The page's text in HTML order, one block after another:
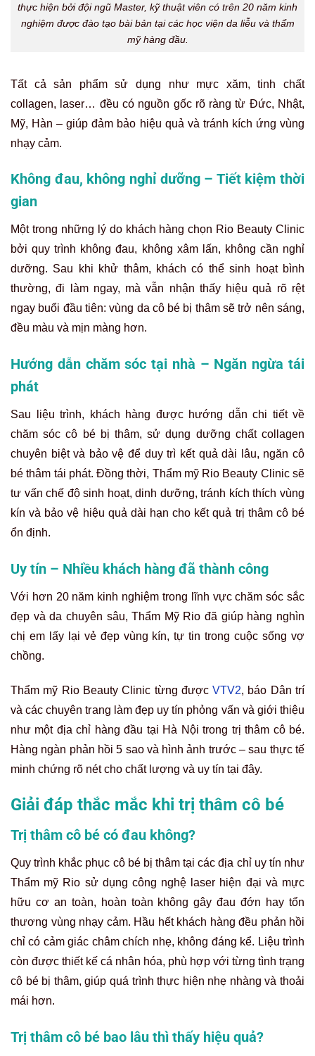
thực hiện bởi đội ngũ Master, kỹ thuật viên có trên 20 năm kinh
nghiệm được đào tạo bài bản tại các học viện da liễu và thẩm
mỹ hàng đầu.
Tất cả sản phẩm sử dụng như mực xăm, tinh chất
collagen, laser… đều có nguồn gốc rõ ràng từ Đức, Nhật,
Mỹ, Hàn – giúp đảm bảo hiệu quả và tránh kích ứng vùng
nhạy cảm.
Không đau, không nghỉ dưỡng – Tiết kiệm thời
gian
Một trong những lý do khách hàng chọn Rio Beauty Clinic
bởi quy trình không đau, không xâm lấn, không cần nghỉ
dưỡng. Sau khi khử thâm, khách có thể sinh hoạt bình
thường, đi làm ngay, mà vẫn nhận thấy hiệu quả rõ rệt
ngay buổi đầu tiên: vùng da cô bé bị thâm sẽ trở nên sáng,
đều màu và mịn màng hơn.
Hướng dẫn chăm sóc tại nhà – Ngăn ngừa tái
phát
Sau liệu trình, khách hàng được hướng dẫn chi tiết về
chăm sóc cô bé bị thâm, sử dụng dưỡng chất collagen
chuyên biệt và bảo vệ để duy trì kết quả dài lâu, ngăn cô
bé thâm tái phát. Đồng thời, Thẩm mỹ Rio Beauty Clinic sẽ
tư vấn chế độ sinh hoạt, dinh dưỡng, tránh kích thích vùng
kín và bảo vệ hiệu quả dài hạn cho kết quả trị thâm cô bé
ổn định.
Uy tín – Nhiều khách hàng đã thành công
Với hơn 20 năm kinh nghiệm trong lĩnh vực chăm sóc sắc
đẹp và da chuyên sâu, Thẩm Mỹ Rio đã giúp hàng nghìn
chị em lấy lại vẻ đẹp vùng kín, tự tin trong cuộc sống vợ
chồng.
Thẩm mỹ Rio Beauty Clinic từng đượcVTV2, báo Dân trí
và các chuyên trang làm đẹp uy tín phỏng vấn và giới thiệu
như một địa chỉ hàng đầu tại Hà Nội trong trị thâm cô bé.
Hàng ngàn phản hồi 5 sao và hình ảnh trước – sau thực tế
minh chứng rõ nét cho chất lượng và uy tín tại đây.
Giải đáp thắc mắc khi trị thâm cô bé
Trị thâm cô bé có đau không?
Quy trình khắc phục cô bé bị thâm tại các địa chỉ uy tín như
Thẩm mỹ Rio sử dụng công nghệ laser hiện đại và mực
hữu cơ an toàn, hoàn toàn không gây đau đớn hay tổn
thương vùng nhạy cảm. Hầu hết khách hàng đều phản hồi
chỉ có cảm giác châm chích nhẹ, không đáng kể. Liệu trình
còn được thiết kế cá nhân hóa, phù hợp với từng tình trạng
cô bé bị thâm, giúp quá trình thực hiện nhẹ nhàng và thoải
mái hơn.
Trị thâm cô bé bao lâu thì thấy hiệu quả?